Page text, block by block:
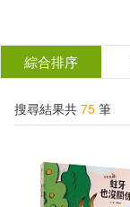
結
分類 (單選)
所有商品(75)
電子書(11)
綜合排序
搜尋結果共 75 筆